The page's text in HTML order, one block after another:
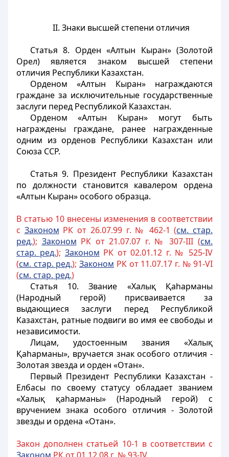
II. Знаки высшей степени отличия
Статья 8. Орден «Алтын Кыран» (Золотой
Орел) является знаком высшей степени
отличия Республики Казахстан.
Орденом «Алтын Кыран» награждаются
граждане за исключительные государственные
заслуги перед Республикой Казахстан.
Орденом «Алтын Кыран» могут быть
награждены граждане, ранее награжденные
одним из орденов Республики Казахстан или
Союза ССР.
Статья 9. Президент Республики Казахстан
по должности становится кавалером ордена
«Алтын Кыран» особого образца.
В статью 10 внесены изменения в соответствии
с Законом РК от 26.07.99 г. № 462-1 (см. стар.
ред.); Законом РК от 21.07.07 г. № 307-III (см.
стар. ред.); Законом РК от 02.01.12 г. № 525-IV
(см. стар. ред.);Законом РК от 11.07.17 г. № 91-VI
(см. стар. ред.)
Статья 10. Звание «Халық Қаһарманы
(Народный герой) присваивается за
выдающиеся заслуги перед Республикой
Казахстан, ратные подвиги во имя ее свободы и
независимости.
Лицам, удостоенным звания «Халық
Қаһарманы», вручается знак особого отличия -
Золотая звезда и орден «Отан».
Первый Президент Республики Казахстан -
Елбасы по своему статусу обладает званием
«Халық қаһарманы» (Народный герой) с
вручением знака особого отличия - Золотой
звезды и ордена «Отан».
Закон дополнен статьей 10-1 в соответствии с